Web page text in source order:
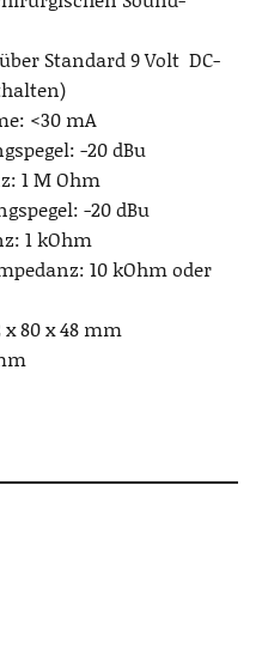
Standard 9 Volt DC-
<30 mA
-20 dBu
1 M Ohm
-20 dBu
1 kOhm
10 kOhm oder
80 x 48 mm